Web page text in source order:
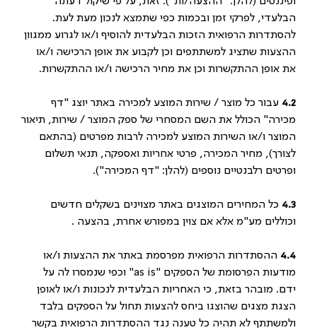
הבלעדי, לפרקי זמן ובכמות כפי שתמצא לנכון מעת לעת.
להסתדרות הרפואית הזכות הבלעדית להוסיף ו/או לגרוע ממגוון
ההצעות שתציג למשתתפים וכן לקבוע את אופן הרכישה ו/או
את אופן ההתקשרות וכן את מחיר הרכישה ו/או ההתקשרות.
4.2 עבור כל מוצר / שירות המוצע למכירה באתר יוצג "דף
מכירה" הכולל את השם המסחרי של ספק המוצר / שירות, תיאור
המוצר ו/או השירות המוצע למכירה לרבות מפרטים (בהתאם
לצורך), מחיר המכירה, פרטי אחריות ואספקה, תנאי תשלום
ופרטים רלבנטיים נוספים (להלן: "דף המכירה").
4.3 כל המחירים המוצגים באתר מצוינים בשקלים חדשים
וכוללים מע"מ אלא אם צוין במפורש אחרת, בהצעה .
4.4 ההסתדרות הרפואית מפרסמת באתר את ההצעות ו/או
מודעות הפרסומת של הספקים "as is" וכפי שנמסרו לה על
ידם. מובהר בזאת, כי האחריות הבלעדית לנכונות ו/או לאופן
הצגת מצגים שהוצגו ביחס להצעות תחול על הספקים בלבד
ולמשתתף לא תהיה כל טענה נגד ההסתדרות הרפואית בקשר